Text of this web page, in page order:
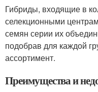
Гибриды, входящие в
селекционными
семян серии их
подобрав для каждой
ассортимент.
Преимущества и